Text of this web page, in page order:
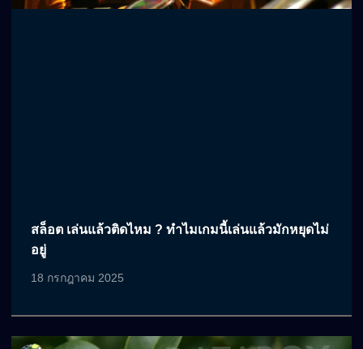
สล็อต เล่นแล้วติดไหม ? ทำไมเกมนี้เล่นแล้วมักหยุดไม่
อยู่
18 กรกฎาคม 2025